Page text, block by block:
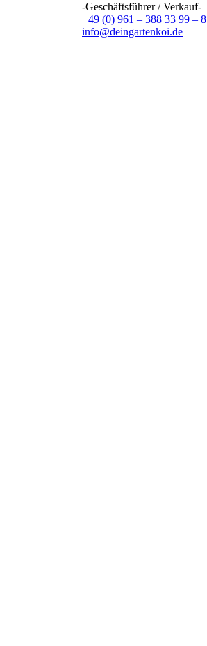
-Geschäftsführer / Verkauf-
+49 (0) 961 – 388 33 99 – 8
info@deingartenkoi.de